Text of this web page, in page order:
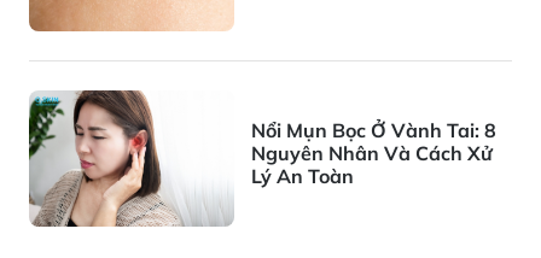
Nổi Mụn Bọc Ở Vành Tai: 8
Nguyên Nhân Và Cách Xử
Lý An Toàn